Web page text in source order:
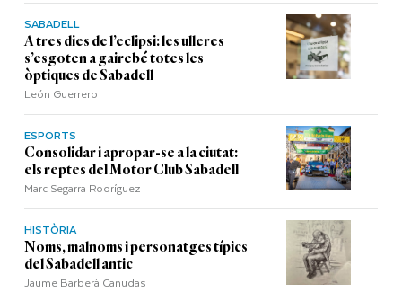
SABADELL
A tres dies de l’eclipsi: les ulleres
s’esgoten a gairebé totes les
òptiques de Sabadell
León Guerrero
ESPORTS
Consolidar i apropar-se a la ciutat:
els reptes del Motor Club Sabadell
Marc Segarra Rodríguez
HISTÒRIA
Noms, malnoms i personatges típics
del Sabadell antic
Jaume Barberà Canudas